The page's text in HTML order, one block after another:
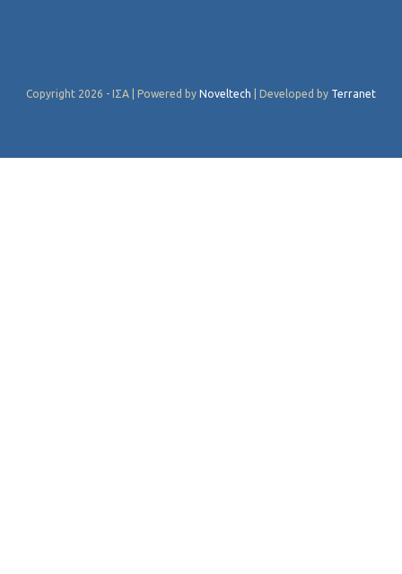
Copyright 2026 - ΙΣΑ | Powered by Noveltech | Developed by Terranet